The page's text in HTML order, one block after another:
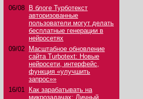
06/08
В блоге Турботекст
авторизованные
пользователи могут делать
бесплатные генерации в
нейросетях
09/02
Масштабное обновление
сайта Turbotext: Новые
нейросети, интерфейс,
функция «улучшить
запрос»»
16/01
Как зарабатывать на
микрозадачах: Личный